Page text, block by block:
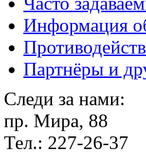
Информация
Партнёры и
Следи за нами:
пр. Мира, 88
Тел.: 227-26-37